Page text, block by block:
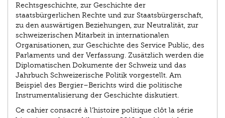
Rechtsgeschichte, zur Geschichte der
staatsbürgerlichen Rechte und zur Staatsbürgerschaft,
zu den auswärtigen Beziehungen, zur Neutralität, zur
schweizerischen Mitarbeit in internationalen
Organisationen, zur Geschichte des Service Public, des
Parlaments und der Verfassung. Zusätzlich werden die
Diplomatischen Dokumente der Schweiz und das
Jahrbuch Schweizerische Politik vorgestellt. Am
Beispiel des Bergier–Berichts wird die politische
Instrumentalisierung der Geschichte diskutiert.
Ce cahier consacré à l’histoire politique clôt la série